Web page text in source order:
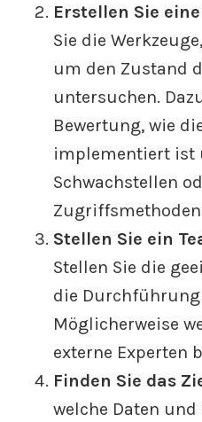
Erstellen Sie
Sie die
um den Zustand
untersuchen.
Bewertung, wie
implementiert ist
Schwachstellen
Stellen Sie ein
Stellen Sie die
die Durchführung
Möglicherweise
externe Experten
Finden Sie das
welche Daten